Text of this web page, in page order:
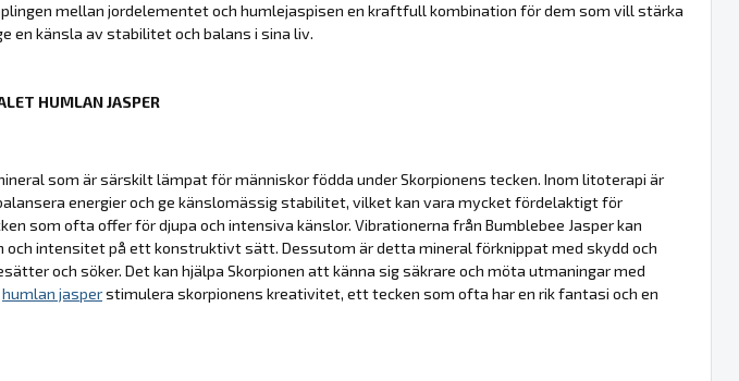
mellan jordelementet och humlejaspisen en kraftfull kombination för dem som vill stärka
en känsla av stabilitet och balans i sina liv.
HUMLAN JASPER
som är särskilt lämpat för människor födda under Skorpionens tecken. Inom litoterapi är
energier och ge känslomässig stabilitet, vilket kan vara mycket fördelaktigt för
som ofta offer för djupa och intensiva känslor. Vibrationerna från Bumblebee Jasper kan
och intensitet på ett konstruktivt sätt. Dessutom är detta mineral förknippat med skydd och
och söker. Det kan hjälpa Skorpionen att känna sig säkrare och möta utmaningar med
humlan jasperstimulera skorpionens kreativitet, ett tecken som ofta har en rik fantasi och en